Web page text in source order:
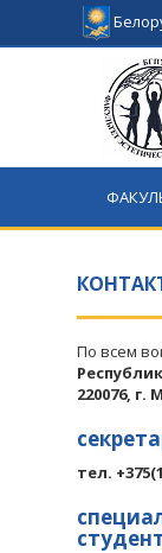
По всем
220076,
тел.